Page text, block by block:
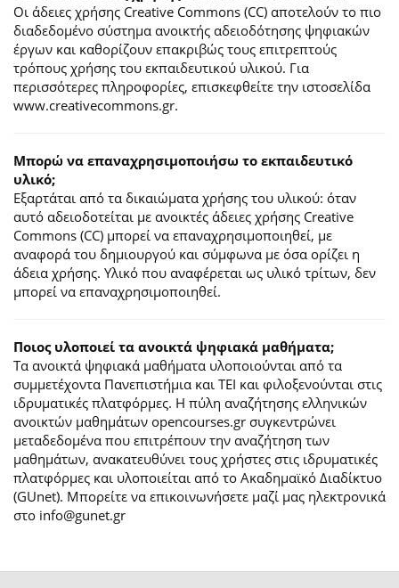
Οι άδειες χρήσης Creative Commons (CC) αποτελούν το πιο
διαδεδομένο σύστημα ανοικτής αδειοδότησης ψηφιακών
έργων και καθορίζουν επακριβώς τους επιτρεπτούς
τρόπους χρήσης του εκπαιδευτικού υλικού. Για
περισσότερες πληροφορίες, επισκεφθείτε την ιστοσελίδα
www.creativecommons.gr.
Mπορώ να επαναχρησιμοποιήσω το εκπαιδευτικό
υλικό;
Εξαρτάται από τα δικαιώματα χρήσης του υλικού: όταν
αυτό αδειοδοτείται με ανοικτές άδειες χρήσης Creative
Commons (CC) μπορεί να επαναχρησιμοποιηθεί, με
αναφορά του δημιουργού και σύμφωνα με όσα ορίζει η
άδεια χρήσης. Υλικό που αναφέρεται ως υλικό τρίτων, δεν
μπορεί να επαναχρησιμοποιηθεί.
Ποιος υλοποιεί τα ανοικτά ψηφιακά μαθήματα;
Τα ανοικτά ψηφιακά μαθήματα υλοποιούνται από τα
συμμετέχοντα Πανεπιστήμια και ΤΕΙ και φιλοξενούνται στις
ιδρυματικές πλατφόρμες. H πύλη αναζήτησης ελληνικών
ανοικτών μαθημάτων opencourses.gr συγκεντρώνει
μεταδεδομένα που επιτρέπουν την αναζήτηση των
μαθημάτων, ανακατευθύνει τους χρήστες στις ιδρυματικές
πλατφόρμες και υλοποιείται από το Ακαδημαϊκό Διαδίκτυο
(GUnet). Μπορείτε να επικοινωνήσετε μαζί μας ηλεκτρονικά
στο info@gunet.gr